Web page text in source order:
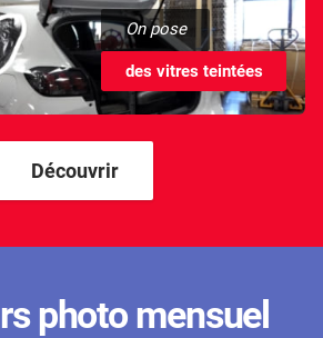
On pose
des vitres teintées
Découvrir
photo mensuel